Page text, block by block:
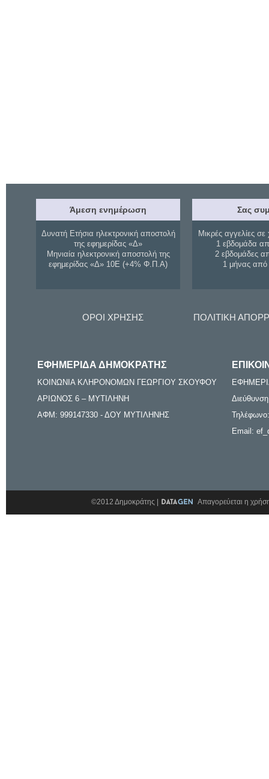
Άμεση ενημέρωση
Δυνατή Ετήσια ηλεκτρονική αποστολή
της εφημερίδας «Δ»
Μηνιαία ηλεκτρονική αποστολή της
εφημερίδας «Δ» 10Ε (+4% Φ.Π.Α)
Σας
Μικρές αγγελίες σε
1 εβδομάδα
2 εβδομάδες
1 μήνας
ΟΡΟΙ ΧΡΗΣΗΣ ΠΟΛΙΤΙΚΗ
ΕΦΗΜΕΡΙΔΑ ΔΗΜΟΚΡΑΤΗΣ
ΚΟΙΝΩΝΙΑ ΚΛΗΡΟΝΟΜΩΝ ΓΕΩΡΓΙΟΥ ΣΚΟΥΦΟΥ
ΑΡΙΩΝΟΣ 6 – ΜΥΤΙΛΗΝΗ
ΑΦΜ: 999147330 - ΔΟΥ ΜΥΤΙΛΗΝΗΣ
Email:
©2012 Δημοκράτης | Απαγορεύεται η